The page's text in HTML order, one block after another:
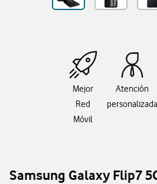
Mejor
Red
Móvil
Atención
personalizada
Samsung Galaxy Flip7